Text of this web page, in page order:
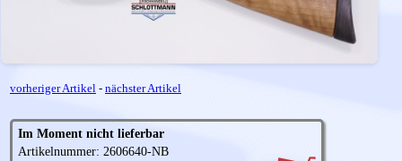
vorheriger Artikel - nächster Artikel
Im Moment nicht lieferbar
Artikelnummer: 2606640-NB